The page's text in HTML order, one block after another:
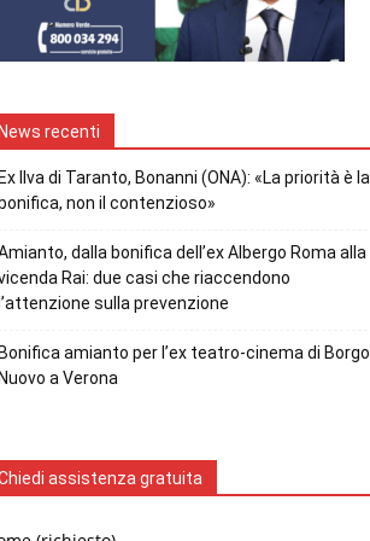
recenti
Ilva di Taranto, Bonanni (ONA): «La priorità è la
non il contenzioso»
dalla bonifica dell’ex Albergo Roma alla
Rai: due casi che riaccendono
sulla prevenzione
amianto per l’ex teatro-cinema di Borgo
a Verona
assistenza gratuita